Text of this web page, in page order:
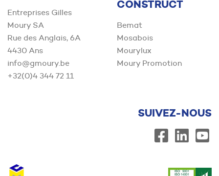
Entreprises Gilles
Moury SA
Rue des Anglais, 6A
4430 Ans
info@gmoury.be
+32(0)4 344 72 11
CONSTRUCT
Bemat
Mosabois
Mourylux
Moury Promotion
SUIVEZ-NOUS